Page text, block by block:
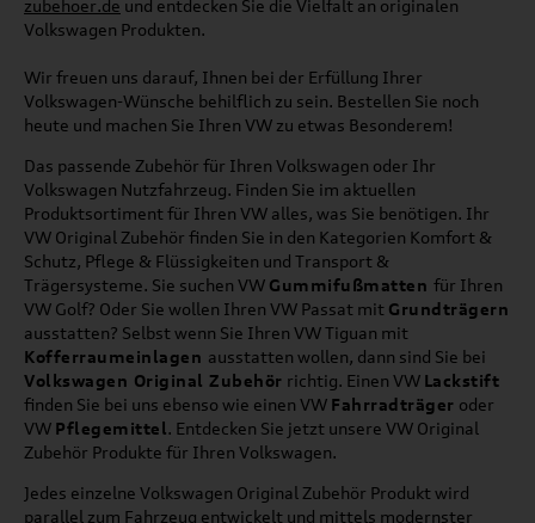
zubehoer.de und entdecken Sie die Vielfalt an originalen
Volkswagen Produkten.
Wir freuen uns darauf, Ihnen bei der Erfüllung Ihrer
Volkswagen-Wünsche behilflich zu sein. Bestellen Sie noch
heute und machen Sie Ihren VW zu etwas Besonderem!
Das passende Zubehör für Ihren Volkswagen oder Ihr
Volkswagen Nutzfahrzeug. Finden Sie im aktuellen
Produktsortiment für Ihren VW alles, was Sie benötigen. Ihr
VW Original Zubehör finden Sie in den Kategorien Komfort &
Schutz, Pflege & Flüssigkeiten und Transport &
Trägersysteme. Sie suchen VW Gummifußmatten für Ihren
VW Golf? Oder Sie wollen Ihren VW Passat mit Grundträgern
ausstatten? Selbst wenn Sie Ihren VW Tiguan mit
Kofferraumeinlagen ausstatten wollen, dann sind Sie bei
Volkswagen Original Zubehör richtig. Einen VW Lackstift
finden Sie bei uns ebenso wie einen VW Fahrradträger oder
VW Pflegemittel. Entdecken Sie jetzt unsere VW Original
Zubehör Produkte für Ihren Volkswagen.
Jedes einzelne Volkswagen Original Zubehör Produkt wird
parallel zum Fahrzeug entwickelt und mittels modernster